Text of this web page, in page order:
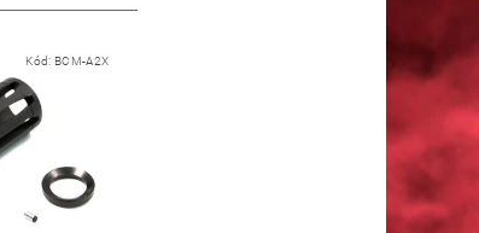
Kód: BCM-A2X